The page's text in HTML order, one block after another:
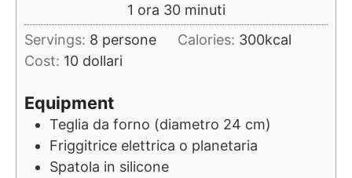
1 ora
ora 30minuti
minuti
Servings: 8 persone Calories: 300kcal
Cost: 10 dollari
Equipment
Teglia da forno (diametro 24 cm)
Friggitrice elettrica o planetaria
Spatola in silicone